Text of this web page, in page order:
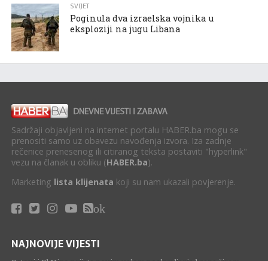
SVIJET
Poginula dva izraelska vojnika u
eksploziji na jugu Libana
Sadržaji objavljeni na internet portalu HABER.ba mogu se
prenositi samo uz obavezu navođenja izvora. Iza zadnje
rečenice prenesenog ili citiranog teksta postaviti "hyperlink"
vezu na članak u obliku (HABER.ba).
Marketing lista klijenata koji su nam ukazali povjerenje.
ok
NAJNOVIJE VIJESTI